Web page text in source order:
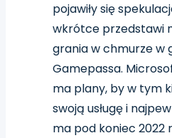
pojawiły się
wkrótce przedstawi
grania w chmurze w
Gamepassa.
ma plany, by w tym
swoją usługę i
ma pod koniec 2022